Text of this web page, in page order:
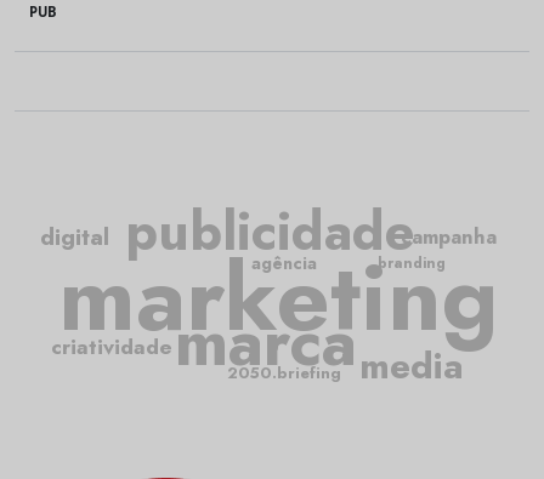
PUB
marketing
publicidade
marca
criatividade
campanha
media
agência
digital
2050.briefing
branding